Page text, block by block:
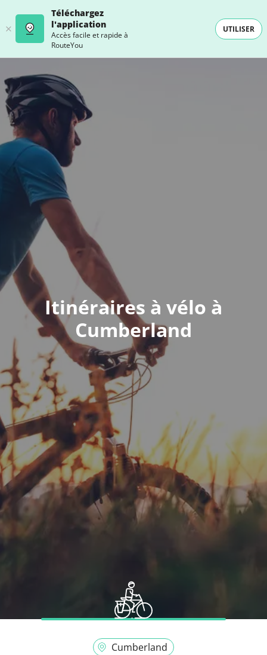
Téléchargez
l'application
Accès facile et rapide à
RouteYou
UTILISER
Itinéraires à vélo à
Cumberland
Cumberland